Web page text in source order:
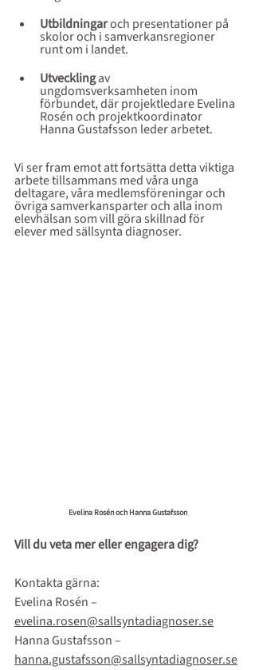
Utbildningaroch presentationer på
skolor och i samverkansregioner
runt om i landet.
Utveckling av
ungdomsverksamheten inom
förbundet, där projektledare Evelina
Rosén och projektkoordinator
Hanna Gustafsson leder arbetet.
Vi ser fram emot att fortsätta detta viktiga
arbete tillsammans med våra unga
deltagare, våra medlemsföreningar och
övriga samverkansparter och alla inom
elevhälsan som vill göra skillnad för
elever med sällsynta diagnoser.
Evelina Rosén och Hanna Gustafsson
Vill du veta mer eller engagera dig?
Kontakta gärna:
Evelina Rosén –
evelina.rosen@sallsyntadiagnoser.se
Hanna Gustafsson –
hanna.gustafsson@sallsyntadiagnoser.se